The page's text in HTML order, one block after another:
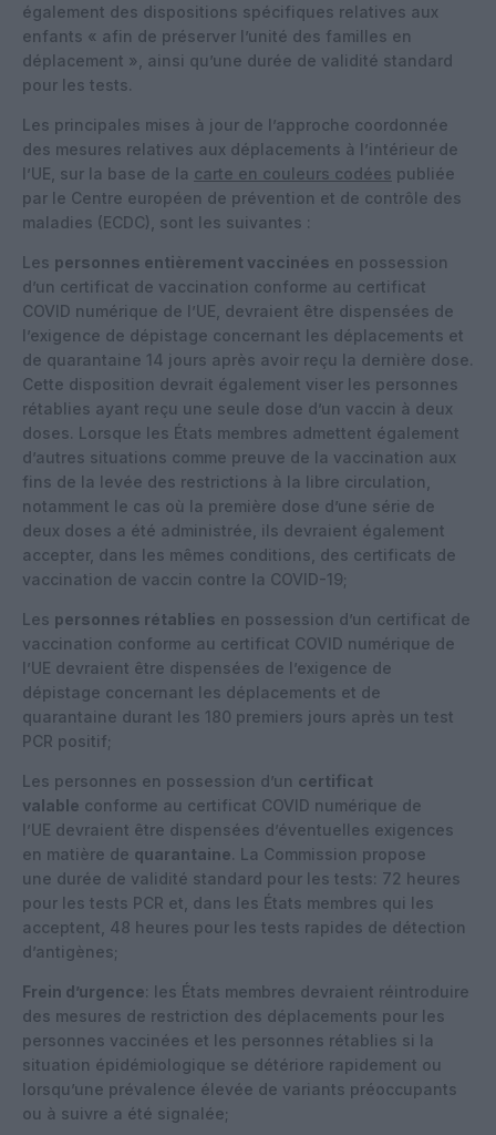
également des dispositions spécifiques relatives aux
enfants « afin de préserver l’unité des familles en
déplacement », ainsi qu’une durée de validité standard
pour les tests.
Les principales mises à jour de l’approche coordonnée
des mesures relatives aux déplacements à l’intérieur de
l’UE, sur la base de la carte en couleurs codées publiée
par le Centre européen de prévention et de contrôle des
maladies (ECDC), sont les suivantes :
Les personnes entièrement vaccinées en possession
d’un certificat de vaccination conforme au certificat
COVID numérique de l’UE, devraient être dispensées de
l’exigence de dépistage concernant les déplacements et
de quarantaine 14 jours après avoir reçu la dernière dose.
Cette disposition devrait également viser les personnes
rétablies ayant reçu une seule dose d’un vaccin à deux
doses. Lorsque les États membres admettent également
d’autres situations comme preuve de la vaccination aux
fins de la levée des restrictions à la libre circulation,
notamment le cas où la première dose d’une série de
deux doses a été administrée, ils devraient également
accepter, dans les mêmes conditions, des certificats de
vaccination de vaccin contre la COVID-19;
Les personnes rétablies en possession d’un certificat de
vaccination conforme au certificat COVID numérique de
l’UE devraient être dispensées de l’exigence de
dépistage concernant les déplacements et de
quarantaine durant les 180 premiers jours après un test
PCR positif;
Les personnes en possession d’un certificat
valable conforme au certificat COVID numérique de
l’UE devraient être dispensées d’éventuelles exigences
en matière de quarantaine. La Commission propose
une durée de validité standard pour les tests: 72 heures
pour les tests PCR et, dans les États membres qui les
acceptent, 48 heures pour les tests rapides de détection
d’antigènes;
Frein d’urgence: les États membres devraient réintroduire
des mesures de restriction des déplacements pour les
personnes vaccinées et les personnes rétablies si la
situation épidémiologique se détériore rapidement ou
lorsqu’une prévalence élevée de variants préoccupants
ou à suivre a été signalée;